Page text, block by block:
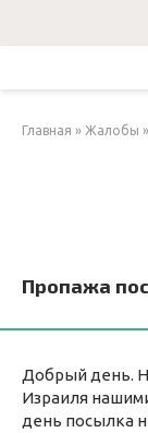
Главная » Жалобы »
Пропажа
Добрый день.
Израиля
день посылка